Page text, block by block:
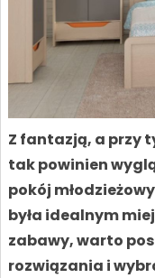
Z fantazją, a przy
tak powinien
pokój
była idealnym
zabawy, warto
rozwiązania i